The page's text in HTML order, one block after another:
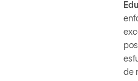
de